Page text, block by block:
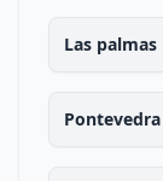
Las palmas
Pontevedra